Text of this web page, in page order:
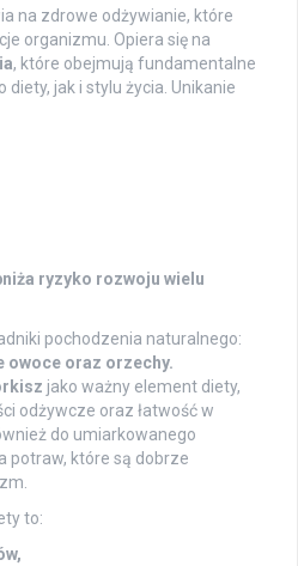
na zdrowe odżywianie, które
organizmu. Opiera się na
, które obejmują fundamentalne
jak i stylu życia. Unikanie
ryzyko rozwoju wielu
pochodzenia naturalnego:
owoce oraz orzechy.
jako ważny element diety,
odżywcze oraz łatwość w
do umiarkowanego
potraw, które są dobrze
to: